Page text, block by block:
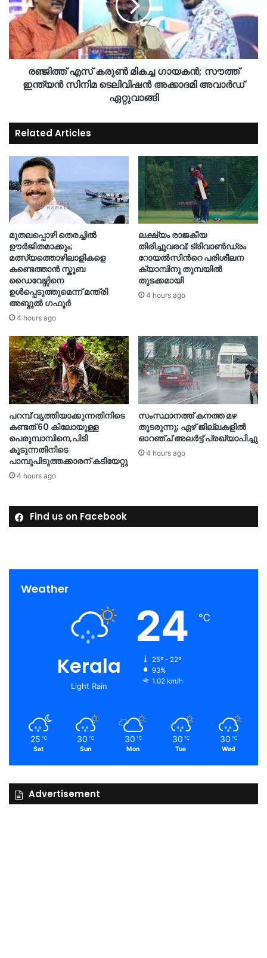
രഞ്ജിത്ത് എസ് കരുൺ മികച്ച ഗായകൻ; സൗത്ത്
ഇന്ത്യൻ സിനിമ ടെലിവിഷൻ അക്കാദമി അവാർഡ്
ഏറ്റുവാങ്ങി
Related Articles
മുതലപ്പൊഴി തെരച്ചിൽ
ഊർജിതമാക്കും;
മത്സ്യത്തൊഴിലാളികളെ
കണ്ടെത്താൻ സ്കൂബ
ഡൈവേഴ്സിനെ
ഉൾപ്പെടുത്തുമെന്ന് മന്ത്രി
അബ്ദുൽ ഗഫൂർ
4 hours ago
ലക്ഷ്യം രാജകീയ
തിരിച്ചുവരവ്; ട്രിവാൺഡ്രം
റോയൽസിന്‍റെ പരിശീലന
ക്യാമ്പിനു തുമ്പയില്‍
തുടക്കമായി
4 hours ago
പറമ്പ് വൃത്തിയാക്കുന്നതിനിടെ
കണ്ടത് 60 കിലോയുള്ള
പെരുമ്പാമ്പിനെ,പിടി
കൂടുന്നതിനിടെ
പാമ്പുപിടുത്തക്കാരന് കടിയേറ്റു
4 hours ago
സംസ്ഥാനത്ത് കനത്ത മഴ
തുടരുന്നു; ഏഴ് ജില്ലകളിൽ
ഓറഞ്ച് അലർട്ട് പ്രഖ്യാപിച്ചു
4 hours ago
Find us on Facebook
Weather
Kerala
Light Rain
24 ℃
25º - 22º
93%
1.02 km/h
25 ℃
Sat
30 ℃
Sun
30 ℃
Mon
30 ℃
Tue
30 ℃
Wed
Advertisement